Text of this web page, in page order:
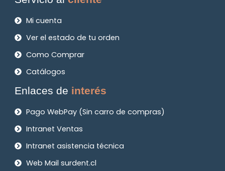
Mi cuenta
Ver el estado de tu orden
Como Comprar
Catálogos
Enlaces de interés
Pago WebPay (Sin carro de compras)
Intranet Ventas
Intranet asistencia técnica
Web Mail surdent.cl